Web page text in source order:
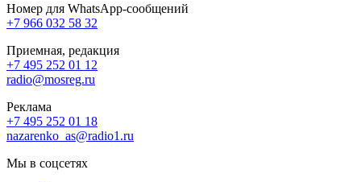
Номер для WhatsApp-сообщений
+7 966 032 58 32
Приемная, редакция
+7 495 252 01 12
radio@mosreg.ru
Реклама
+7 495 252 01 18
nazarenko_as@radio1.ru
Мы в соцсетях